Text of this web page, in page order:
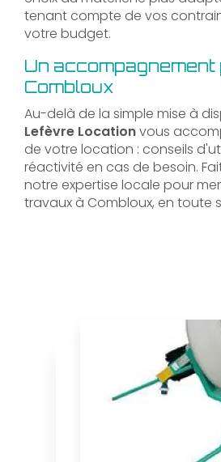
tenant compte de vos
votre budget.
Un
Combloux
Au-delà de la simple mise à
Lefèvre Locationvous
de votre location : conseils
réactivité en cas de besoin.
notre expertise locale pour
travaux à Combloux, en toute